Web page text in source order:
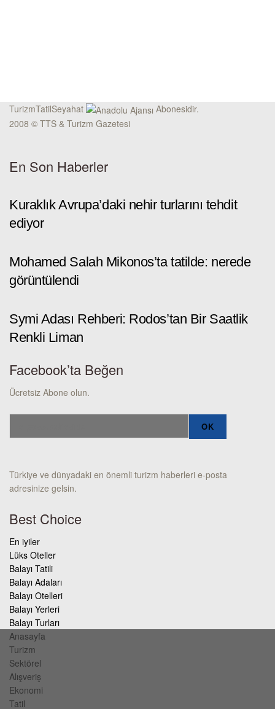
TurizmTatilSeyahat
Abonesidir.
2008 © TTS & Turizm Gazetesi
En Son Haberler
Kuraklık Avrupa’daki nehir turlarını tehdit
ediyor
Mohamed Salah Mikonos’ta tatilde: nerede
görüntülendi
Symi Adası Rehberi: Rodos’tan Bir Saatlik
Renkli Liman
Facebook’ta Beğen
Ücretsiz Abone olun.
Türkiye ve dünyadaki en önemli turizm haberleri e-posta
adresinize gelsin.
Best Choice
En iyiler
Lüks Oteller
Balayı Tatili
Balayı Adaları
Balayı Otelleri
Balayı Yerleri
Balayı Turları
Anasayfa
Turizm
Sektörel
Alışveriş
Ekonomi
Tatil